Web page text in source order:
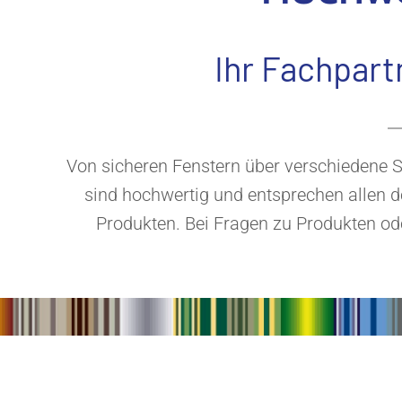
Ihr
Von sicheren Fenstern über verschiedene
sind hochwertig und entsprechen allen
Produkten. Bei Fragen zu Produkten